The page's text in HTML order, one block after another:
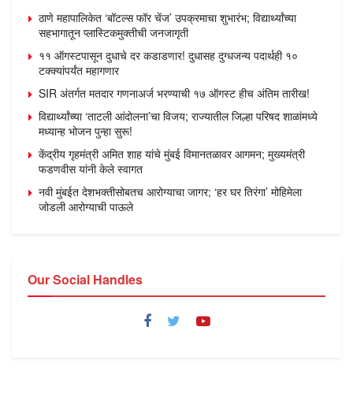
ठाणे महापालिकेत ‘बॉटल्स फॉर चेंज’ उपक्रमाचा शुभारंभ; विद्यार्थ्यांच्या
सहभागातून प्लास्टिकमुक्तीची जनजागृती
११ ऑगस्टपासून दुधाचे दर कडाडणार! दुधासह दुग्धजन्य पदार्थही १०
टक्क्यांपर्यंत महागणार
SIR अंतर्गत मतदार गणनाअर्ज भरण्याची १७ ऑगस्ट हीच अंतिम तारीख!
विद्यार्थ्यांच्या ‘ताटली आंदोलना’चा विजय; राज्यातील जिल्हा परिषद शाळांमध्ये
मध्यान्ह भोजन पुन्हा सुरू!
केंद्रीय गृहमंत्री अमित शाह यांचे मुंबई विमानतळावर आगमन; मुख्यमंत्री
फडणवीस यांनी केले स्वागत
नवी मुंबईत देशभक्तीसोबतच आरोग्याचा जागर; ‘हर घर तिरंगा’ मोहिमेला
जोडली आरोग्याची पाऊले
Our Social Handles